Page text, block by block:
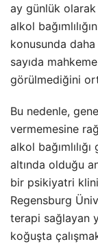
ay günlük olarak
alkol
konusunda
sayıda
görülmediğini
Bu nedenle,
vermemesine
alkol
altında olduğu
bir psikiyatri
Regensburg
terapi sağlayan
koğuşta